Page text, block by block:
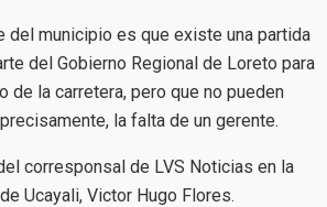
del municipio es que existe una partida
del Gobierno Regional de Loreto para
de la carretera, pero que no pueden
la falta de un gerente.
corresponsal de LVS Noticias en la
Ucayali, Victor Hugo Flores.